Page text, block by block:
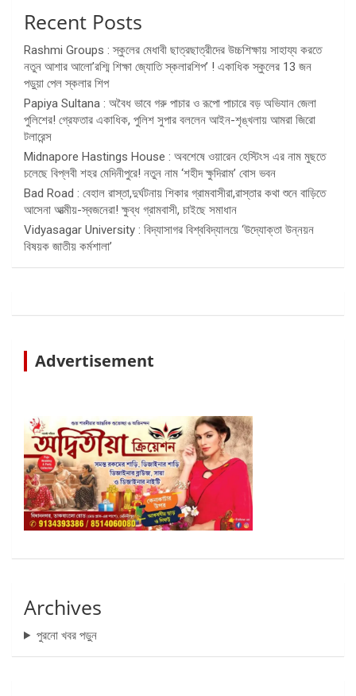
Recent Posts
Rashmi Groups : স্কুলের মেধাবী ছাত্রছাত্রীদের উচ্চশিক্ষায় সাহায্য করতে
নতুন আশার আলো’রশ্মি শিক্ষা জ্যোতি স্কলারশিপ’ ! একাধিক স্কুলের 13 জন
পড়ুয়া পেল স্কলার শিপ
Papiya Sultana : অবৈধ ভাবে গরু পাচার ও রূপো পাচারে বড় অভিযান জেলা
পুলিশের! গ্রেফতার একাধিক, পুলিশ সুপার বললেন আইন-শৃঙ্খলায় আমরা জিরো
টলারেন্স
Midnapore Hastings House : অবশেষে ওয়ারেন হেস্টিংস এর নাম মুছতে
চলেছে বিপ্লবী শহর মেদিনীপুরে! নতুন নাম ‘শহীদ ক্ষুদিরাম’ বোস ভবন
Bad Road : বেহাল রাস্তা,দুর্ঘটনায় শিকার গ্রামবাসীরা,রাস্তার কথা শুনে বাড়িতে
আসেনা আত্মীয়-স্বজনেরা! ক্ষুব্ধ গ্রামবাসী, চাইছে সমাধান
Vidyasagar University : বিদ্যাসাগর বিশ্ববিদ্যালয়ে ‘উদ্যোক্তা উন্নয়ন
বিষয়ক জাতীয় কর্মশালা’
Advertisement
Archives
পুরনো খবর পড়ুন